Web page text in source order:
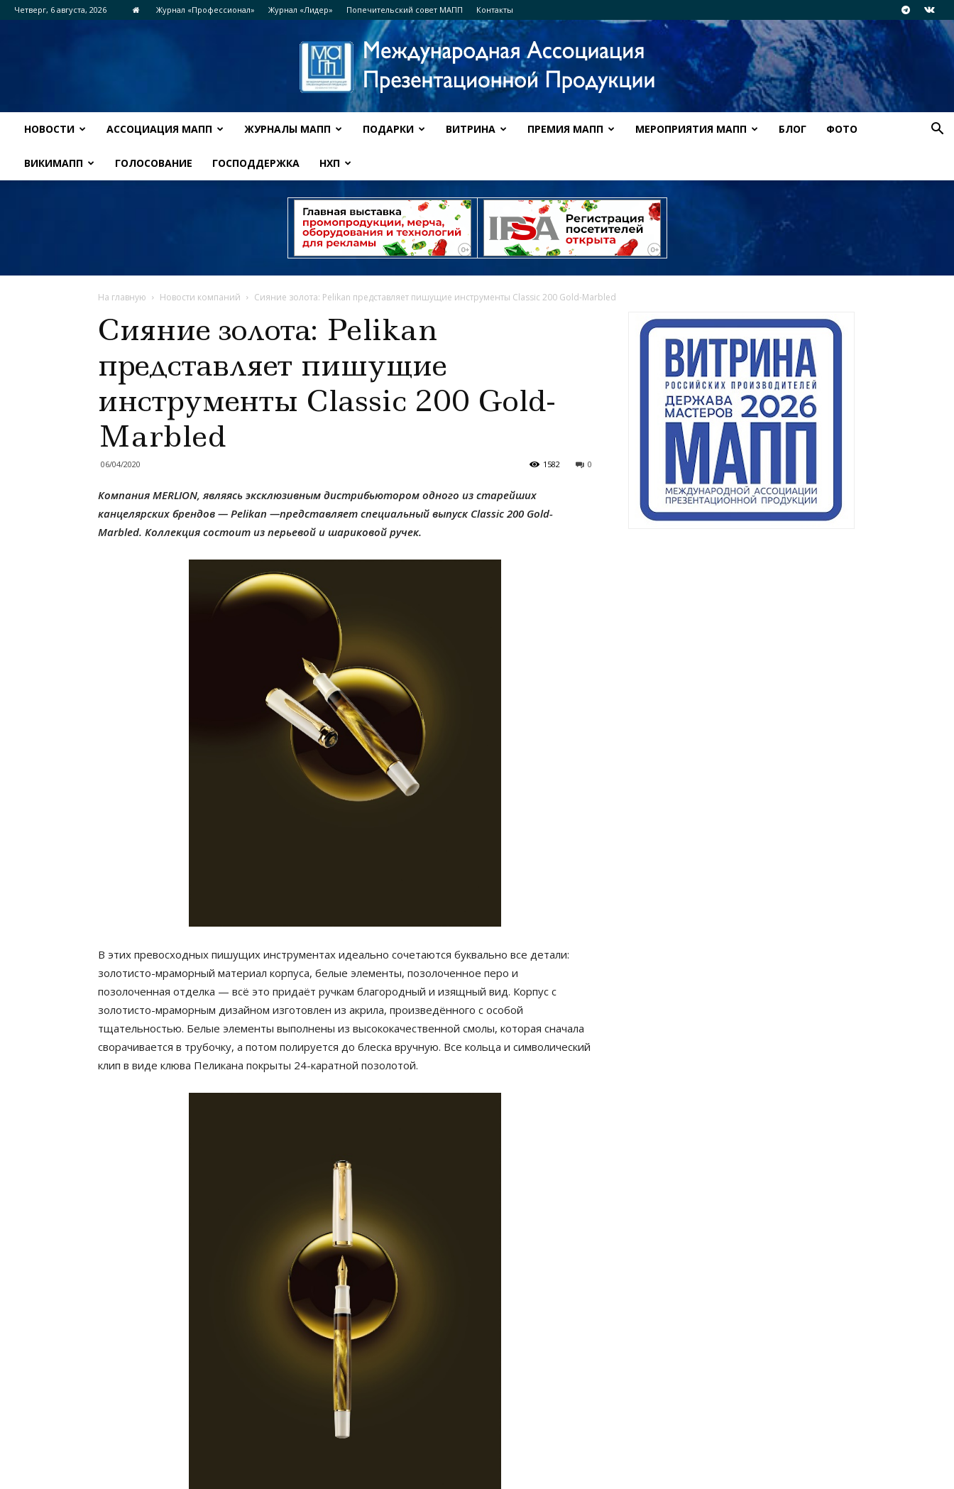
Четверг, 6 августа, 2026 Журнал «Профессионал» Журнал «Лидер» Попечительский совет МАПП Контакты
НОВОСТИ АССОЦИАЦИЯ МАПП ЖУРНАЛЫ МАПП ПОДАРКИ ВИТРИНА ПРЕМИЯ МАПП МЕРОПРИЯТИЯ МАПП БЛОГ ФОТО
ВИКИМАПП ГОЛОСОВАНИЕ ГОСПОДДЕРЖКА НХП
На главную Новости компаний Сияние золота: Pelikan представляет пишущие инструменты Classic 200 Gold-Marbled
Сияние золота: Pelikan
представляет пишущие
инструменты Classic 200 Gold-
Marbled
06/04/2020 0
1582
Компания MERLION, являясь эксклюзивным дистрибьютором одного из старейших
канцелярских брендов — Pelikan —представляет специальный выпуск Classic 200 Gold-
Marbled. Коллекция состоит из перьевой и шариковой ручек.
В этих превосходных пишущих инструментах идеально сочетаются буквально все детали:
золотисто-мраморный материал корпуса, белые элементы, позолоченное перо и
позолоченная отделка — всё это придаёт ручкам благородный и изящный вид. Корпус с
золотисто-мраморным дизайном изготовлен из акрила, произведённого с особой
тщательностью. Белые элементы выполнены из высококачественной смолы, которая сначала
сворачивается в трубочку, а потом полируется до блеска вручную. Все кольца и символический
клип в виде клюва Пеликана покрыты 24-каратной позолотой.